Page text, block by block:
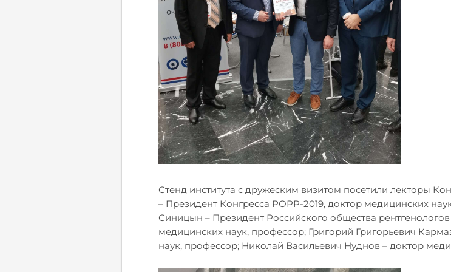
Стенд института с дружеским визитом посетили лекторы
– Президент Конгресса РОРР-2019, доктор медицинских
Синицын – Президент Российского общества
медицинских наук, профессор; Григорий Григорьевич
наук, профессор; Николай Васильевич Нуднов – доктор